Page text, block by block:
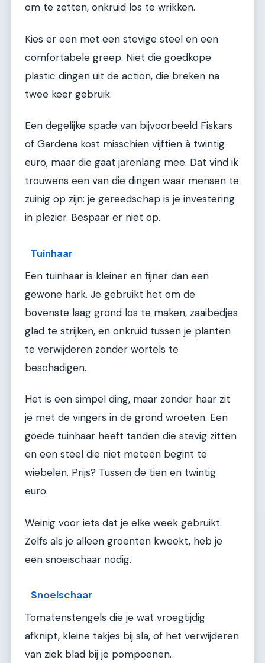
om te zetten, onkruid los te wrikken.
Kies er een met een stevige steel en een
comfortabele greep. Niet die goedkope
plastic dingen uit de action, die breken na
twee keer gebruik.
Een degelijke spade van bijvoorbeeld Fiskars
of Gardena kost misschien vijftien à twintig
euro, maar die gaat jarenlang mee. Dat vind ik
trouwens een van die dingen waar mensen te
zuinig op zijn: je gereedschap is je investering
in plezier. Bespaar er niet op.
Tuinhaar
Een tuinhaar is kleiner en fijner dan een
gewone hark. Je gebruikt het om de
bovenste laag grond los te maken, zaaibedjes
glad te strijken, en onkruid tussen je planten
te verwijderen zonder wortels te
beschadigen.
Het is een simpel ding, maar zonder haar zit
je met de vingers in de grond wroeten. Een
goede tuinhaar heeft tanden die stevig zitten
en een steel die niet meteen begint te
wiebelen. Prijs? Tussen de tien en twintig
euro.
Weinig voor iets dat je elke week gebruikt.
Zelfs als je alleen groenten kweekt, heb je
een snoeischaar nodig.
Snoeischaar
Tomatenstengels die je wat vroegtijdig
afknipt, kleine takjes bij sla, of het verwijderen
van ziek blad bij je pompoenen.